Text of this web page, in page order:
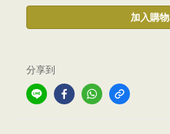
加入購
分享到